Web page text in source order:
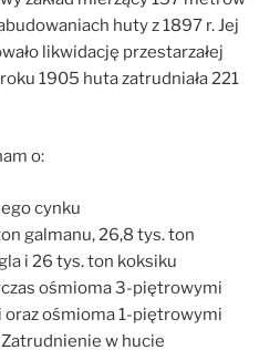
huty z 1897 r. Jej
likwidację przestarzałej
1905 huta zatrudniała 221
o:
cynku
galmanu, 26,8 tys. ton
i 26 tys. ton koksiku
ośmioma 3-piętrowymi
ośmioma 1-piętrowymi
w hucie